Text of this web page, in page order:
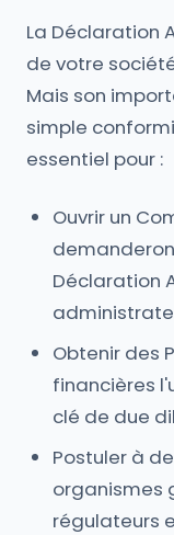
La Déclaration
de votre
Mais son
simple
essentiel pour :
Ouvrir un
Déclaration
Obtenir des
financières
clé de due
Postuler à
organismes
régulateurs